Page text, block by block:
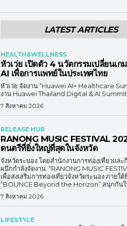
LATEST ARTICLES
HEALTH&WELLNESS
หัวเว่ย เปิดตัว 4 นวัตกรรมเปลี่ยนเกม
AI เพื่อการแพทย์ในประเทศไทย
หัวเว่ย จัดงาน “Huawei AI+ Healthcare
งาน Huawei Thailand Digital & AI Summit
7 สิงหาคม 2026
RELEASE HUB
RANONG MUSIC FESTIVAL
ดนตรีที่ยิ่งใหญ่ที่สุดในจังหวัด
จังหวัดระนอง โดยสำนักงานการท่องเที่ยวและ
ผนึกกำลังจัดงาน “RANONG MUSIC
เพื่อส่งเสริมการท่องเที่ยวจังหวัดระนอง ภายใต้
“BOUNCE Beyond the Horizon” สนุกกัน
7 สิงหาคม 2026
LIFESTYLE